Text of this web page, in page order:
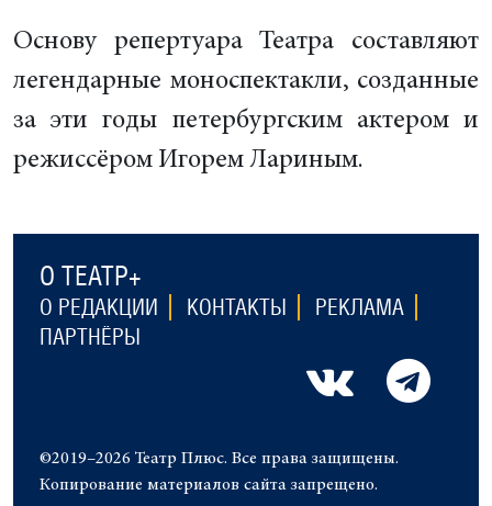
Основу репертуара Театра составляют
легендарные моноспектакли, созданные
за эти годы петербургским актером и
режиссёром Игорем Лариным.
О ТЕАТР+
О РЕДАКЦИИ КОНТАКТЫ
РЕКЛАМА
ПАРТНЁРЫ
©2019–2026 Театр Плюс. Все права защищены.
Копирование материалов сайта запрещено.